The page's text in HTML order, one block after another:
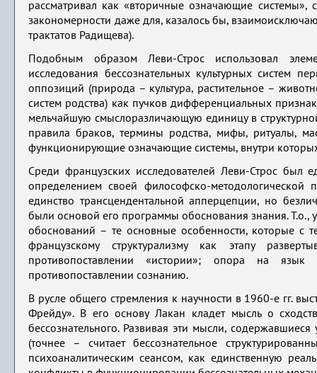
рассматривал как «вторичные означающие системы»,
закономерности даже для, казалось бы,
трактатов Радищева).
Подобным образом Леви-Строс использовал
исследования бессознательных культурных систем
оппозиций (природа – культура, растительное –
систем родства) как пучков дифференциальных
мельчайшую смыслоразличающую единицу в
правила браков, термины родства, мифы, ритуалы,
функционирующие означающие системы, внутри
Среди французских исследователей Леви-Строс был
определением своей философско-методологической
единство трансцендентальной апперцепции, но
были основой его программы обоснования знания.
обоснований – те основные особенности, которые
французскому структурализму как этапу
противопоставлении «истории»; опора на язык
противопоставлении сознанию.
В русле общего стремления к научности в 1960-е гг.
Фрейду». В его основу Лакан кладет мысль о
бессознательного. Развивая эти мысли,
(точнее – считает бессознательное
психоаналитическим сеансом, как единственную